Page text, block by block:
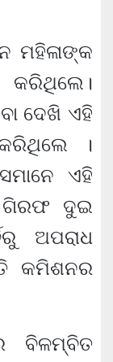
ମହିଳାଙ୍କ
ଦେଖି ଏହି
।
ଏହି
ଗିରଫ ଦୁଇ
ଅପରାଧ
କମିଶନର
ବିଳମ୍ବିତ